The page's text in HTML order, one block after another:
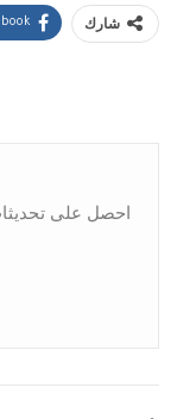
شارك
احصل على